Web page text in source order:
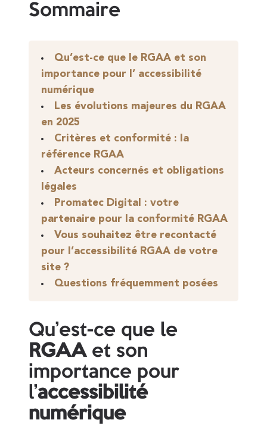
Sommaire
Qu’est-ce que le RGAA et son
importance pour l’ accessibilité
numérique
Les évolutions majeures du RGAA
en 2025
Critères et conformité : la
référence RGAA
Acteurs concernés et obligations
légales
Promatec Digital : votre
partenaire pour la conformité RGAA
Vous souhaitez être recontacté
pour l’accessibilité RGAA de votre
site ?
Questions fréquemment posées
Qu’est-ce que le
RGAAet son
importance pour
l’accessibilité
numérique